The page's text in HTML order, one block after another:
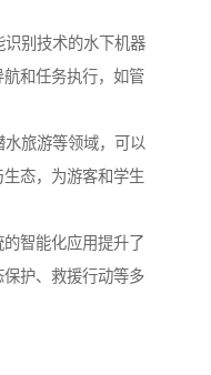
别技术的水下机器
和任务执行，如管
旅游等领域，可以
态，为游客和学生
智能化应用提升了
护、救援行动等多